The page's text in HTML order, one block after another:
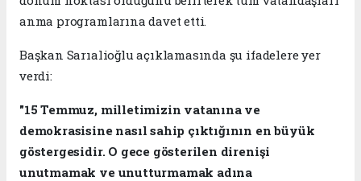
anma programlarına davet etti.
Başkan Sarıalioğlu açıklamasında şu ifadelere yer
verdi:
"15 Temmuz, milletimizin vatanına ve
demokrasisine nasıl sahip çıktığının en büyük
göstergesidir. O gece gösterilen direnişi
unutmamak ve unutturmamak adına